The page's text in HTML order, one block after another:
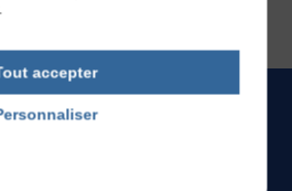
accepter